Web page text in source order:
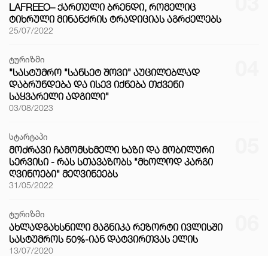
LAFREEO– ᲥᲐᲠᲗᲣᲚᲘ ᲑᲠᲔᲜᲓᲘ, ᲠᲝᲛᲔᲚᲘᲪ
ᲢᲘᲮᲠᲣᲚᲘ ᲛᲘᲜᲐᲜᲥᲠᲘᲡ ᲢᲠᲐᲓᲘᲪᲘᲐᲡ ᲐᲒᲠᲫᲔᲚᲔᲑᲡ
25/07/2022
ტურიზმი
"ᲡᲐᲡᲢᲣᲛᲠᲝ "ᲡᲐᲜᲡᲔᲢ ᲨᲝᲕᲘ" ᲐᲣᲪᲘᲚᲔᲑᲚᲐᲓ
ᲓᲐᲑᲠᲣᲜᲓᲔᲑᲐ ᲓᲐ ᲘᲡᲔᲕ ᲘᲥᲜᲔᲑᲐ ᲗᲥᲕᲔᲜᲘ
ᲡᲐᲧᲕᲐᲠᲔᲚᲘ ᲐᲓᲒᲘᲚᲘ"
03/08/2023
სტარტაპი
ᲛᲝᲫᲠᲐᲕᲘ ᲩᲐᲛᲝᲛᲡᲮᲛᲔᲚᲘ ᲮᲐᲖᲘ ᲓᲐ ᲛᲝᲑᲘᲚᲣᲠᲘ
ᲡᲔᲠᲕᲘᲡᲘ - ᲠᲐᲡ ᲡᲗᲐᲕᲐᲖᲝᲑᲡ "ᲛᲮᲝᲚᲝᲓ ᲙᲐᲠᲒᲘ
ᲦᲕᲘᲜᲝᲔᲑᲘ" ᲛᲔᲦᲕᲘᲜᲔᲔᲑᲡ
31/05/2022
ტურიზმი
ᲐᲮᲚᲐᲓᲒᲐᲮᲡᲜᲘᲚᲘ ᲛᲐᲒᲜᲘᲙᲐ ᲠᲔᲖᲝᲠᲢᲘ ᲘᲕᲚᲘᲡᲨᲘ
ᲡᲐᲡᲢᲣᲛᲠᲝᲡ 50%-ᲘᲐᲜ ᲓᲐᲢᲕᲘᲠᲗᲕᲐᲡ ᲔᲚᲘᲡ
13/07/2020